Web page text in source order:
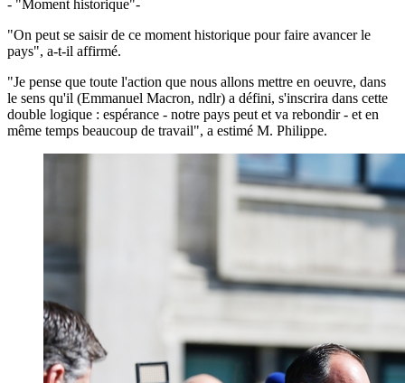
- "Moment historique"-
"On peut se saisir de ce moment historique pour faire avancer le
pays", a-t-il affirmé.
"Je pense que toute l'action que nous allons mettre en oeuvre, dans
le sens qu'il (Emmanuel Macron, ndlr) a défini, s'inscrira dans cette
double logique : espérance - notre pays peut et va rebondir - et en
même temps beaucoup de travail", a estimé M. Philippe.